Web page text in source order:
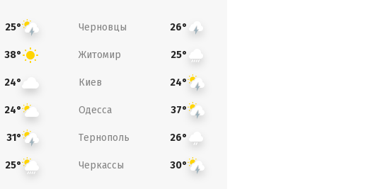
25° Черновцы 26°
38° Житомир 25°
24° Киев 24°
24° Одесса 37°
31° Тернополь 26°
25° Черкассы 30°